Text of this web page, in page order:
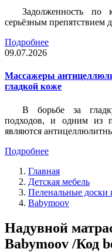
Задолженность по
серьёзным препятствием
Подробнее
09.07.2026
Массажеры
гладкой коже
В борьбе за
подходов, и одним из
являются
Подробнее
Главная
Детская мебель
Пеленальные доски
Babymoov
Надувной
Babymoov /Код